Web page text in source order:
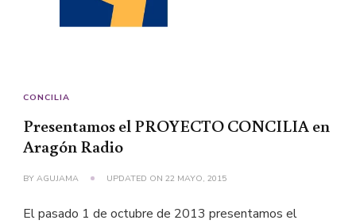
CONCILIA
Presentamos el PROYECTO CONCILIA en
Aragón Radio
BY AGUJAMA UPDATED ON 22 MAYO, 2015
El pasado 1 de octubre de 2013 presentamos el